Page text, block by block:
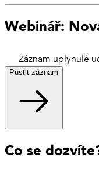
Webinář:
Záznam uplynulé
Pustit záznam
Co se